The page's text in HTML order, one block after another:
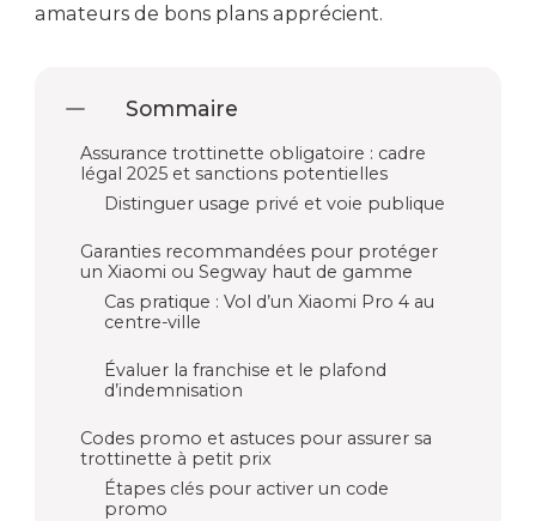
amateurs de bons plans apprécient.
Sommaire
Assurance trottinette obligatoire : cadre
légal 2025 et sanctions potentielles
Distinguer usage privé et voie publique
Garanties recommandées pour protéger
un Xiaomi ou Segway haut de gamme
Cas pratique : Vol d’un Xiaomi Pro 4 au
centre-ville
Évaluer la franchise et le plafond
d’indemnisation
Codes promo et astuces pour assurer sa
trottinette à petit prix
Étapes clés pour activer un code
promo